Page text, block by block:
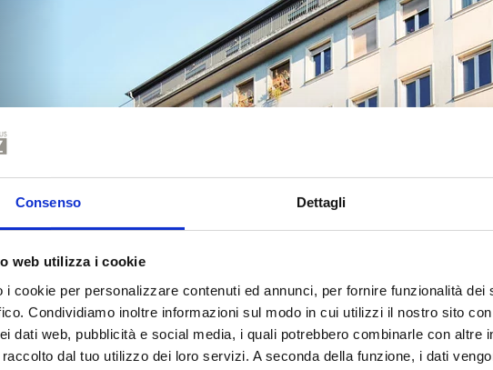
Consenso Dettagli
web utilizza i cookie
i cookie per personalizzare contenuti ed annunci, per fornire funzionalità
Condividiamo inoltre informazioni sul modo in cui utilizzi il nostro sito
dati web, pubblicità e social media, i quali potrebbero combinarle con altre
dal tuo utilizzo dei loro servizi. A seconda della funzione, i dati